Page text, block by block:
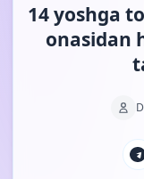
14 yoshga
onasidan